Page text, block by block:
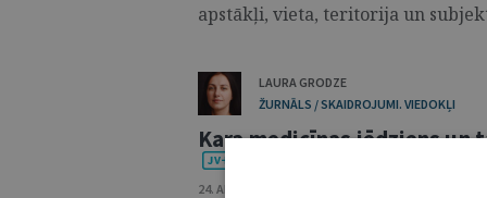
apstākļi, vieta, teritorija un
LAURA GRODZE
ŽURNĀLS / SKAIDROJUMI. VIEDOKĻI
Kara medicīnas jēdziens
24. APRĪLIS 2026 • 09:00